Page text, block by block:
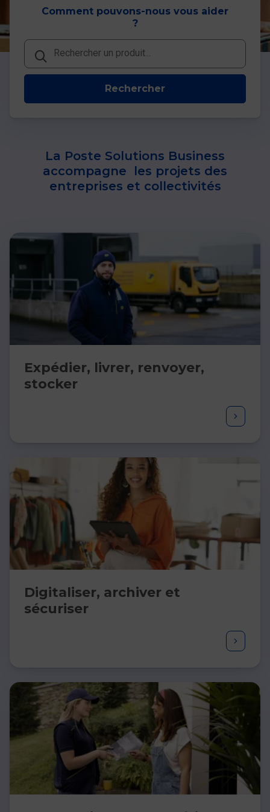
Comment pouvons-nous vous aider
?
Rechercher
Rechercher
Rechercher
La Poste Solutions Business
accompagne les projets des
entreprises et collectivités
Expédier, livrer, renvoyer,
stocker
Digitaliser, archiver et
sécuriser​